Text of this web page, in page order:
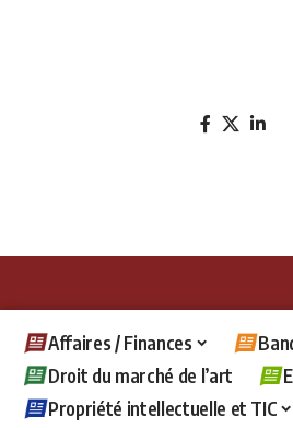
Affaires / Finances
Droit du marché de l’art
Propriété intellectuelle et TIC